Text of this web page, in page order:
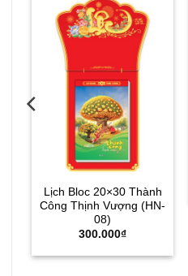
Lịch Bloc 20×30 Thành
Công Thịnh Vượng (HN-
08)
300.000₫